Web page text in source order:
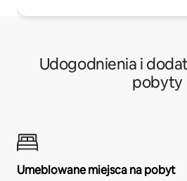
Udogodnienia i
pobyty
Umeblowane miejsca na pobyt